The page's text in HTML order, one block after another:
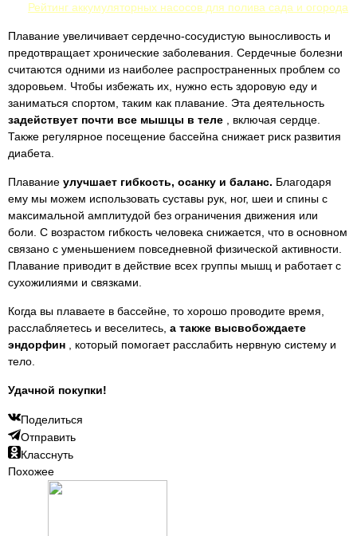
Рейтинг аккумуляторных насосов для полива сада и огорода
Плавание увеличивает сердечно-сосудистую выносливость и
предотвращает хронические заболевания. Сердечные болезни
считаются одними из наиболее распространенных проблем со
здоровьем. Чтобы избежать их, нужно есть здоровую еду и
заниматься спортом, таким как плавание. Эта деятельность
задействует почти все мышцы в теле
, включая сердце.
Также регулярное посещение бассейна снижает риск развития
диабета.
Плавание улучшает гибкость, осанку и баланс. Благодаря
ему мы можем использовать суставы рук, ног, шеи и спины с
максимальной амплитудой без ограничения движения или
боли. С возрастом гибкость человека снижается, что в основном
связано с уменьшением повседневной физической активности.
Плавание приводит в действие всех группы мышц и работает с
сухожилиями и связками.
Когда вы плаваете в бассейне, то хорошо проводите время,
расслабляетесь и веселитесь, а также высвобождаете
эндорфин
, который помогает расслабить нервную систему и
тело.
Удачной покупки!
Поделиться
Отправить
Класснуть
Похожее